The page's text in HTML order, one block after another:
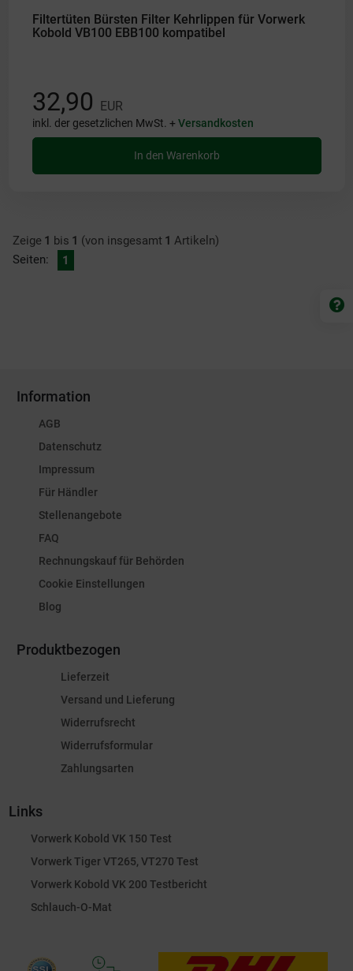
Filtertüten Bürsten Filter Kehrlippen für Vorwerk
Kobold VB100 EBB100 kompatibel
32,90 EUR
inkl. der gesetzlichen MwSt. +Versandkosten
In den Warenkorb
Zeige 1 bis 1 (von insgesamt 1 Artikeln)
Seiten:
1
Information
AGB
Datenschutz
Impressum
Für Händler
Stellenangebote
FAQ
Rechnungskauf für Behörden
Cookie Einstellungen
Blog
Produktbezogen
Lieferzeit
Versand und Lieferung
Widerrufsrecht
Widerrufsformular
Zahlungsarten
Links
Vorwerk Kobold VK 150 Test
Vorwerk Tiger VT265, VT270 Test
Vorwerk Kobold VK 200 Testbericht
Schlauch-O-Mat